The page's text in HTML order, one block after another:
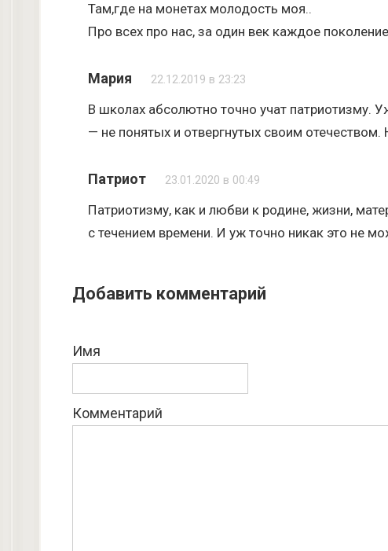
Там,где на монетах молодость моя..
Про всех про нас, за один век каждое
Мария 22.12.2019 в 23:23
В школах абсолютно точно учат патриотизму.
— не понятых и отвергнутых своим
Патриот 23.01.2020 в 00:49
Патриотизму, как и любви к родине, жизни,
с течением времени. И уж точно никак это не
Добавить комментарий
Имя
Комментарий